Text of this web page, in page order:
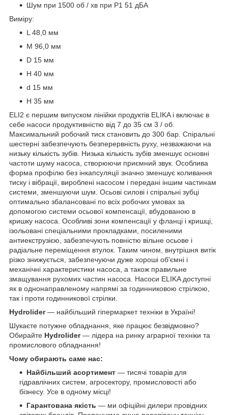
Шум при 1500 об / хв при P1 51 дБА
Виміру:
L 48,0 мм
M 96,0 мм
D 15 мм
H 40 мм
d 15 мм
H 35 мм
ELI2 є першим випуском лінійки продуктів ELIKA і включає в
себе насоси продуктивністю від 7 до 35 см 3 / об.
Максимальний робочий тиск становить до 300 бар. Спіральні
шестерні забезпечують безперервність руху, незважаючи на
низьку кількість зубів. Низька кількість зубів зменшує основні
частоти шуму насоса, створюючи приємний звук. Особлива
форма профілю без інкапсуляції значно зменшує коливання
тиску і вібрації, вироблені насосом і передані іншим частинам
системи, зменшуючи шум. Осьові силові і спіральні зубці
оптимально збалансовані по всіх робочих умовах за
допомогою системи осьової компенсації, вбудованою в
кришку насоса. Особливі зони компенсації у фланці і кришці,
ізольовані спеціальними прокладками, посиленими
антиекструзією, забезпечують повністю вільне осьове і
радіальне переміщення втулок. Таким чином, внутрішня витік
різко знижується, забезпечуючи дуже хороші об'ємні і
механічні характеристики насоса, а також правильне
змащування рухомих частин насоса. Насоси ELIKA доступні
як в однонаправленому напрямі за годинниковою стрілкою,
так і проти годинникової стрілки.
Hydrolider— найбільший гіпермаркет техніки в Україні!
Шукаєте потужне обладнання, яке працює безвідмовно?
Обирайте Hydrolider— лідера на ринку аграрної техніки та
промислового обладнання!
Чому обирають саме нас:
Найбільший асортимент — тисячі товарів для
гідравлічних систем, агросектору, промисловості або
бізнесу. Усе в одному місці!
Гарантована якість — ми офіційні дилери провідних